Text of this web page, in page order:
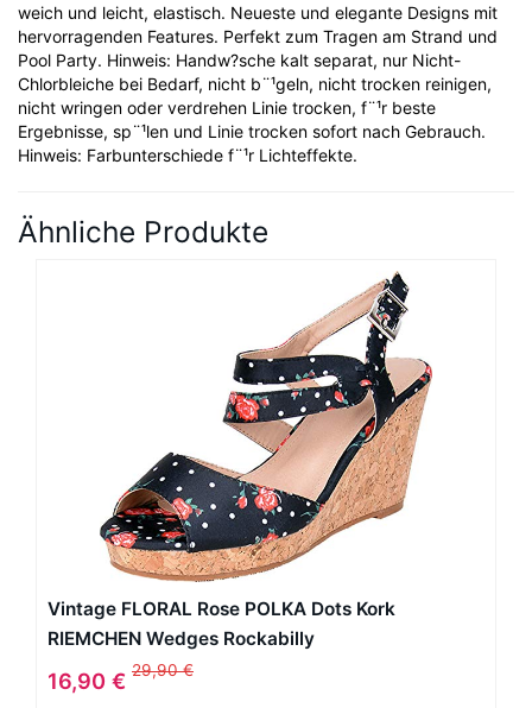
weich und leicht, elastisch. Neueste und elegante Designs mit
hervorragenden Features. Perfekt zum Tragen am Strand und
Pool Party. Hinweis: Handw?sche kalt separat, nur Nicht-
Chlorbleiche bei Bedarf, nicht b¨¹geln, nicht trocken reinigen,
nicht wringen oder verdrehen Linie trocken, f¨¹r beste
Ergebnisse, sp¨¹len und Linie trocken sofort nach Gebrauch.
Hinweis: Farbunterschiede f¨¹r Lichteffekte.
Ähnliche Produkte
Vintage FLORAL Rose POLKA Dots Kork
RIEMCHEN Wedges Rockabilly
16,90 € 29,90 €